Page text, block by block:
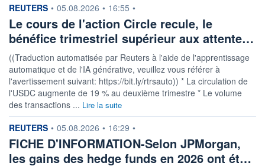
information fournie par
REUTERS • 05.08.2026 • 16:55 •
Le cours de l'action Circle recule, le
bénéfice trimestriel supérieur aux attente…
((Traduction automatisée par Reuters à l'aide de l'apprentissage
automatique et de l'IA générative, veuillez vous référer à
l'avertissement suivant: https://bit.ly/rtrsauto)) * La circulation de
l'USDC augmente de 19 % au deuxième trimestre * Le volume
des transactions ... Lire la suite
information fournie par
REUTERS • 05.08.2026 • 16:29 •
FICHE D'INFORMATION-Selon JPMorgan,
les gains des hedge funds en 2026 ont ét…